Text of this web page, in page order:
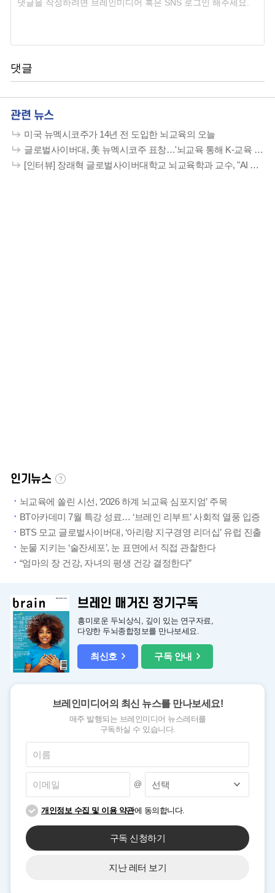
댓글
관련 뉴스
미국 뉴멕시코주가 14년 전 도입한 뇌교육의 오늘
글로벌사이버대, 美 뉴멕시코주 표창…'뇌교육 통해 K-교육 힘 전파'
[인터뷰] 장래혁 글로벌사이버대학교 뇌교육학과 교수, "AI 시대 인간 내적역량 계발"
인기뉴스
뇌교육에 쏠린 시선, ‘2026 하계 뇌교육 심포지엄’ 주목
BT아카데미 7월 특강 성료… ‘브레인 리부트’ 사회적 열풍 입증
BTS 모교 글로벌사이버대, ‘아리랑 지구경영 리더십’ 유럽 진출
눈물 지키는 ‘술잔세포’, 눈 표면에서 직접 관찰한다
“엄마의 장 건강, 자녀의 평생 건강 결정한다”
브레인 매거진 정기구독
흥미로운 두뇌상식, 깊이 있는 연구자료,
다양한 두뇌종합정보를 만나보세요.
최신호 구독 안내
브레인미디어의 최신 뉴스를 만나보세요!
매주 발행되는 브레인미디어 뉴스레터를
구독하실 수 있습니다.
@
개인정보 수집 및 이용 약관에 동의합니다.
구독 신청하기
지난 레터 보기